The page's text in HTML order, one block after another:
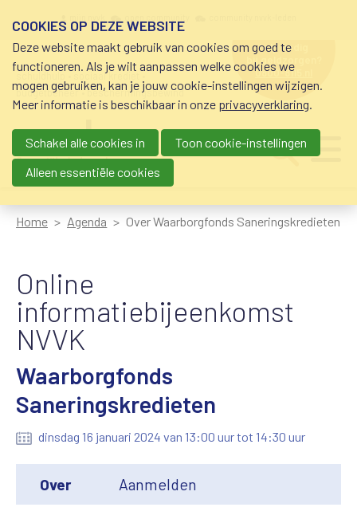
schuldhulp • sociaal krediet •
budgetbeheer • beschermingsbewind
hulp nodig
bij geldzorgen?
0800-8115.nl
Main navigation
Home Agenda Over Waarborgfonds Saneringskredieten
Online
informatiebijeenkomst
NVVK
Waarborgfonds
Saneringskredieten
dinsdag 16 januari 2024 van 13:00 uur tot 14:30 uur
Over Aanmelden
COOKIES OP DEZE WEBSITE
Deze website maakt gebruik van cookies om goed te
functioneren. Als je wilt aanpassen welke cookies we
mogen gebruiken, kan je jouw cookie-instellingen wijzigen.
Meer informatie is beschikbaar in onze privacyverklaring.
Schakel alle cookies in
Toon cookie-instellingen
Alleen essentiële cookies